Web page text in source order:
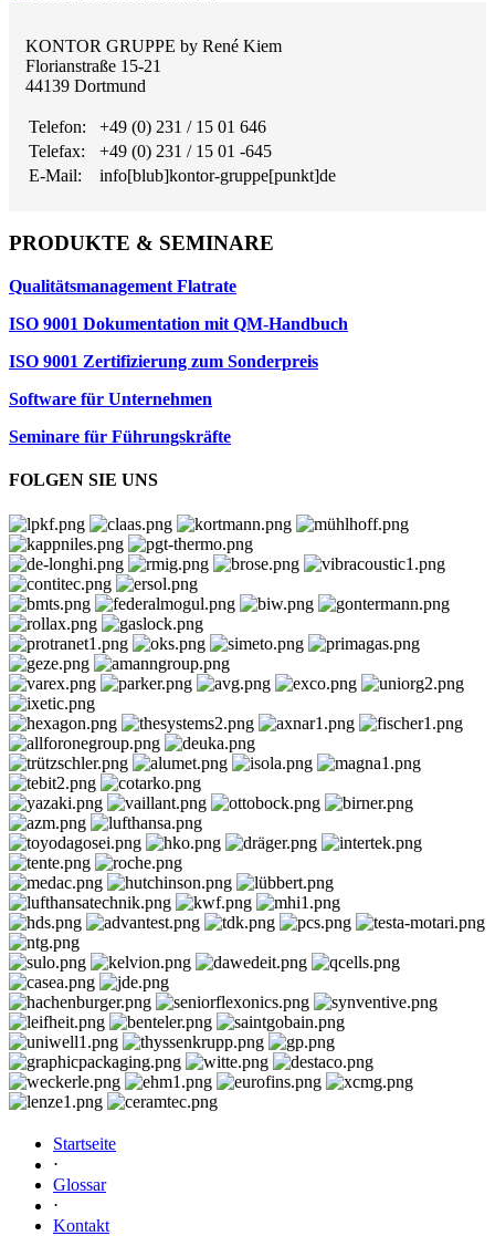
KONTOR GRUPPE by René Kiem
Florianstraße 15-21
44139 Dortmund
Telefon:
+49 (0) 231 / 15 01 646
Telefax:
+49 (0) 231 / 15 01 -645
E-Mail:
info[blub]kontor-gruppe[punkt]de
PRODUKTE & SEMINARE
Qualitätsmanagement Flatrate
ISO 9001 Dokumentation mit QM-Handbuch
ISO 9001 Zertifizierung zum Sonderpreis
Software für Unternehmen
Seminare für Führungskräfte
FOLGEN SIE UNS
Startseite
⋅
Glossar
⋅
Kontakt